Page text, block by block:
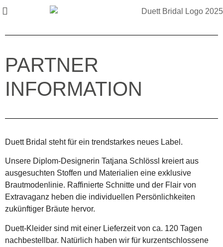
PARTNER
INFORMATION
Duett Bridal steht für ein trendstarkes neues Label.
Unsere Diplom-Designerin Tatjana Schlössl kreiert aus
ausgesuchten Stoffen und Materialien eine exklusive
Brautmodenlinie. Raffinierte Schnitte und der Flair von
Extravaganz heben die individuellen Persönlichkeiten
zukünftiger Bräute hervor.
Duett-Kleider sind mit einer Lieferzeit von ca. 120 Tagen
nachbestellbar. Natürlich haben wir für kurzentschlossene